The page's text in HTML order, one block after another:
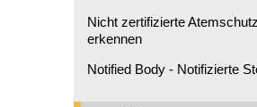
Nicht zertifizierte
erkennen
Notified Body - Notifizierte